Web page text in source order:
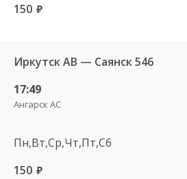
150 руб.
Иркутск АВ — Саянск 546
17:49
Ангарск АС
Пн,Вт,Ср,Чт,Пт,Сб
150 руб.